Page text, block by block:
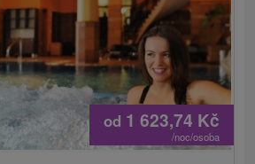
od 1 623,74 Kč
/noc/osoba